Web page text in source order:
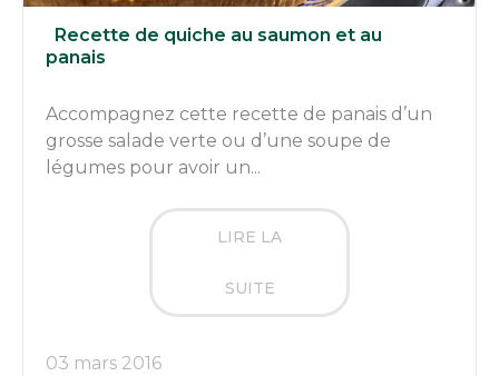
Recette de quiche au saumon et au
panais
Accompagnez cette recette de panais d’un
grosse salade verte ou d’une soupe de
légumes pour avoir un...
LIRE LA
SUITE
03 mars 2016